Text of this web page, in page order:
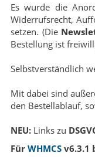
Es wurde die
Widerrufsrecht,
setzen. (Die
Bestellung ist
Selbstverständlich
Mit dabei sind
den Bestellablauf,
NEU: Links zu
Für WHMCS v6.3.1